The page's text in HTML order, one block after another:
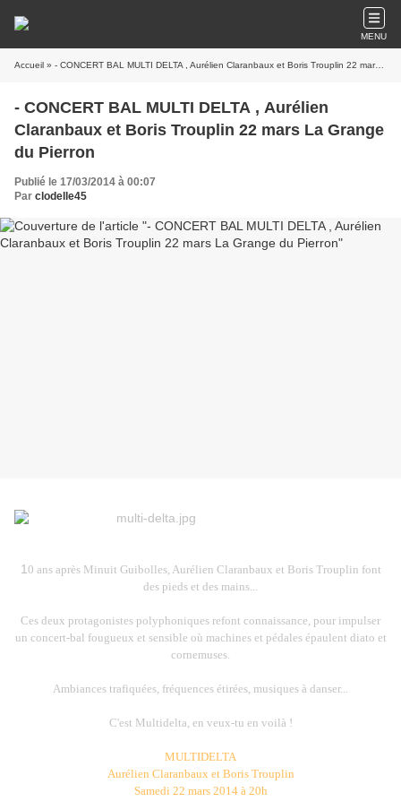
MENU
Accueil » - CONCERT BAL MULTI DELTA , Aurélien Claranbaux et Boris Trouplin 22 mars La Grange du Pierron
- CONCERT BAL MULTI DELTA , Aurélien
Claranbaux et Boris Trouplin 22 mars La Grange
du Pierron
Publié le 17/03/2014 à 00:07
Par clodelle45
1 0 ans après Minuit Guibolles, Aurélien Claranbaux et Boris Trouplin font
des pieds et des mains...
Ces deux protagonistes polyphoniques refont connaissance, pour impulser
un concert-bal fougueux et sensible où machines et pédales épaulent diato et
cornemuses.
Ambiances trafiquées, fréquences étirées, musiques à danser...
C'est Multidelta, en veux-tu en voilà !
MULTIDELTA
Aurélien Claranbaux et Boris Trouplin
Samedi 22 mars 2014 à 20h